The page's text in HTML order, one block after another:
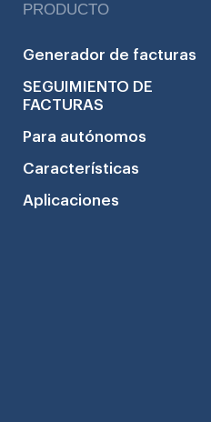
PRODUCTO
Generador de facturas
SEGUIMIENTO DE
FACTURAS
Para autónomos
Características
Aplicaciones